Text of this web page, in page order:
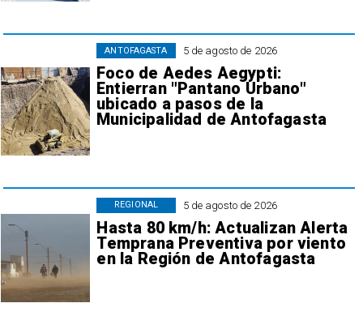
5 de agosto de 2026
Foco de Aedes Aegypti:
Entierran "Pantano Urbano"
ubicado a pasos de la
Municipalidad de Antofagasta
ANTOFAGASTA
5 de agosto de 2026
Hasta 80 km/h: Actualizan Alerta
Temprana Preventiva por viento
en la Región de Antofagasta
REGIONAL